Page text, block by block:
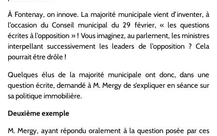
À Fontenay, on innove. La majorité municipale vient d’inventer, à
l’occasion du Conseil municipal du 29 février, « les questions
écrites à l’opposition » ! Vous imaginez, au parlement, les ministres
interpellant successivement les leaders de l’opposition ? Cela
pourrait être drôle !
Quelques élus de la majorité municipale ont donc, dans une
question écrite, demandé à M. Mergy de s’expliquer en séance sur
sa politique immobilière.
Deuxième exemple
M. Mergy, ayant répondu oralement à la question posée par ces